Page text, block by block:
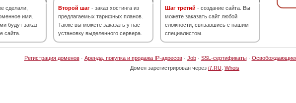
сделали,
имя.
будут заказ
сайта.
Второй шаг - заказ хостинга из
предлагаемых тарифных планов.
Также вы можете заказать у нас
установку выделенного сервера.
Шаг третий - создание сайта. Вы
можете заказать сайт любой
сложности, связавшись с нашим
специалистом.
Регистрация доменов· Аренда, покупка и продажа IP-адресов· Job· SSL-сертификаты·
Домен зарегистрирован через i7.RU Whois